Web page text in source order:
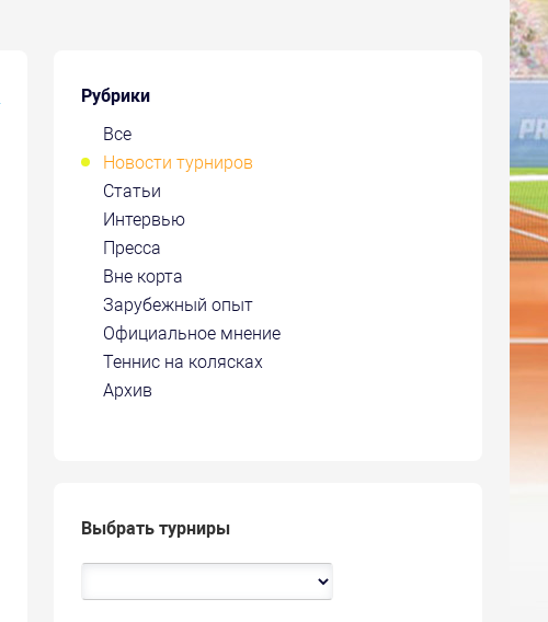
Рубрики
Все
Новости турниров
Статьи
Интервью
Пресса
Вне корта
Зарубежный опыт
Официальное мнение
Теннис на колясках
Архив
Выбрать турниры